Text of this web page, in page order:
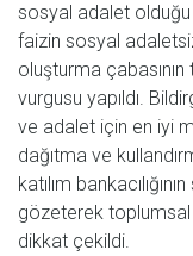
sosyal adalet
faizin sosyal
oluşturma
vurgusu yapıldı.
ve adalet için en iyi
dağıtma ve
katılım
gözeterek
dikkat çekildi.